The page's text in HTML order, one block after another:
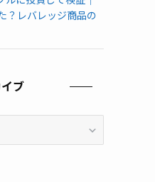
？レバレッジ商品の
ブ